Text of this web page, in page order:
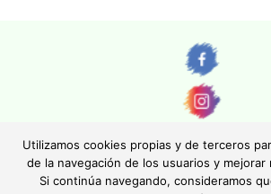
© AEFONA 2011- 2026 | Todas las imágenes y
Utilizamos cookies propias y de terceros
de la navegación de los usuarios y
Si continúa navegando, consideramos